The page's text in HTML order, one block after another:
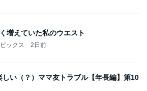
増えていた私のウエスト
ックス 2日前
しい（？）ママ友トラブル【年長編】第10